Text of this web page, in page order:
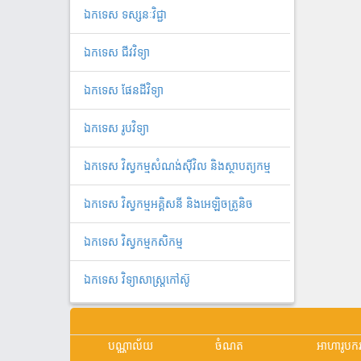
ឯកទេស ទស្សនៈវិជ្ជា
ឯកទេស ជីវវិទ្យា
ឯកទេស ផែនដីវិទ្យា
ឯកទេស រូបវិទ្យា
ឯកទេស វិស្វកម្មសំណង់ស៊ីវិល និងស្ថាបត្យកម្ម
ឯកទេស វិស្វកម្មអគ្គិសនី និងអេឡិចត្រូនិច
ឯកទេស វិស្វកម្មកសិកម្ម
ឯកទេស វិទ្យាសាស្ត្រកៅស៊ូ
បណ្ណាល័យ ចំណត អាហារូប